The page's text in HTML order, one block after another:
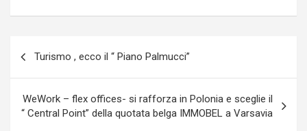
Turismo , ecco il “ Piano Palmucci”
WeWork – flex offices- si rafforza in Polonia e sceglie il
“ Central Point” della quotata belga IMMOBEL a Varsavia